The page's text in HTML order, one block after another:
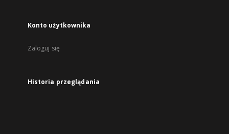
Konto użytkownika
Zaloguj się
Historia przeglądania